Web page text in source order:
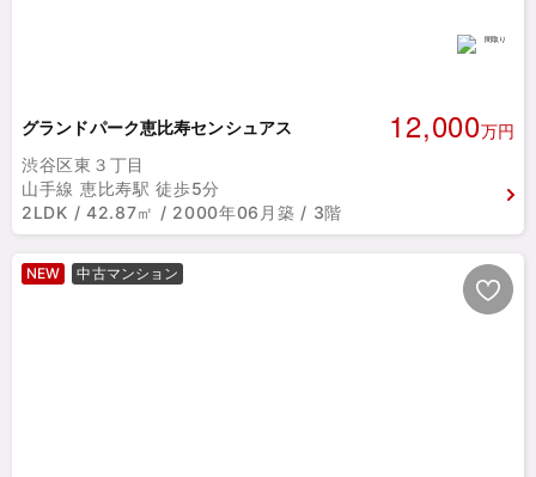
グランドパーク恵比寿センシュアス 12,000万円
渋谷区東３丁目
山手線 恵比寿駅 徒歩5分
2LDK / 42.87㎡ / 2000年06月築 / 3階
NEW 中古マンション